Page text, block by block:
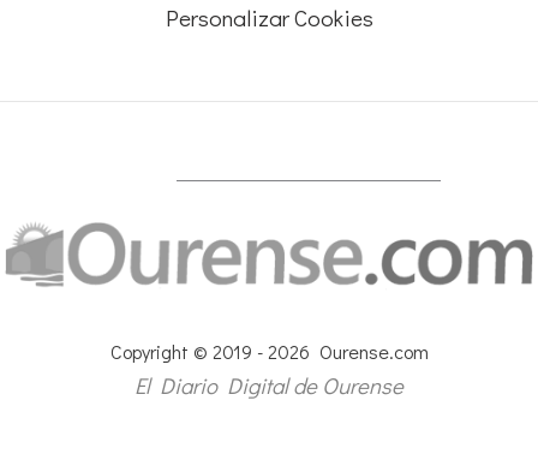
Personalizar Cookies
Copyright © 2019 - 2026 Ourense.com
El Diario Digital de Ourense